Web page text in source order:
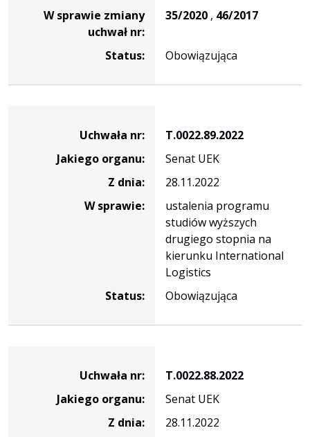
W sprawie zmiany
uchwał nr:
35/2020 , 46/2017
Status: Obowiązująca
T.0022.89.2022
Uchwała nr:
T.0022.89.2022
Jakiego organu:
Senat UEK
Z dnia:
28.11.2022
W sprawie:
ustalenia programu
studiów wyższych
drugiego stopnia na
kierunku International
Logistics
Status:
Obowiązująca
T.0022.88.2022
Uchwała nr:
T.0022.88.2022
Jakiego organu:
Senat UEK
Z dnia:
28.11.2022